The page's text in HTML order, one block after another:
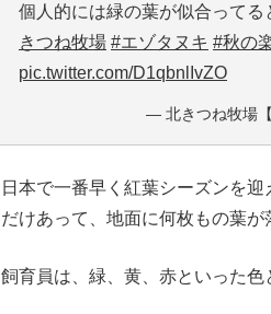
個人的には緑の葉が似合ってる
きつね牧場 #エゾタヌキ #秋の
pic.twitter.com/D1qbnlIvZO
— 北きつね牧場
日本で一番早く紅葉シーズンを
だけあって、地面に何枚もの葉が
飼育員は、緑、黄、赤といった色